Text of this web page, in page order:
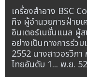
เครื่องสำอาง BSC
กิจ ผู้อำนวยการฝ่ายเ
อินเตอร์เนชั่นแนล ผู้
อย่างเป็นทางการร่ว
2552 นางสาวอรวิภ
ไทยอันดับ 1... พ.ย. 52